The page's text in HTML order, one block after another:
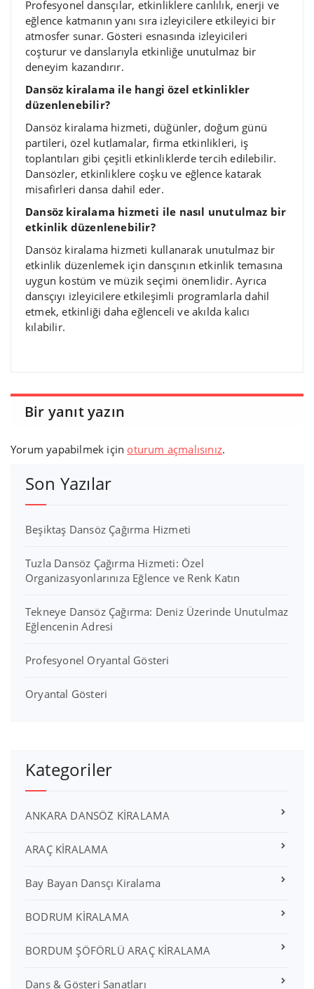
Profesyonel dansçılar, etkinliklere canlılık, enerji ve
eğlence katmanın yanı sıra izleyicilere etkileyici bir
atmosfer sunar. Gösteri esnasında izleyicileri
coşturur ve danslarıyla etkinliğe unutulmaz bir
deneyim kazandırır.
Dansöz kiralama ile hangi özel etkinlikler
düzenlenebilir?
Dansöz kiralama hizmeti, düğünler, doğum günü
partileri, özel kutlamalar, firma etkinlikleri, iş
toplantıları gibi çeşitli etkinliklerde tercih edilebilir.
Dansözler, etkinliklere coşku ve eğlence katarak
misafirleri dansa dahil eder.
Dansöz kiralama hizmeti ile nasıl unutulmaz bir
etkinlik düzenlenebilir?
Dansöz kiralama hizmeti kullanarak unutulmaz bir
etkinlik düzenlemek için dansçının etkinlik temasına
uygun kostüm ve müzik seçimi önemlidir. Ayrıca
dansçıyı izleyicilere etkileşimli programlarla dahil
etmek, etkinliği daha eğlenceli ve akılda kalıcı
kılabilir.
Bir yanıt yazın
Yorum yapabilmek için oturum açmalısınız.
Son Yazılar
Beşiktaş Dansöz Çağırma Hizmeti
Tuzla Dansöz Çağırma Hizmeti: Özel
Organizasyonlarınıza Eğlence ve Renk Katın
Tekneye Dansöz Çağırma: Deniz Üzerinde Unutulmaz
Eğlencenin Adresi
Profesyonel Oryantal Gösteri
Oryantal Gösteri
Kategoriler
ANKARA DANSÖZ KİRALAMA
ARAÇ KİRALAMA
Bay Bayan Dansçı Kiralama
BODRUM KİRALAMA
BORDUM ŞÖFÖRLÜ ARAÇ KİRALAMA
Dans & Gösteri Sanatları